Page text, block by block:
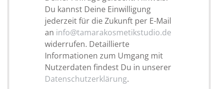
Du kannst Deine Einwilligung
jederzeit für die Zukunft per E-Mail
an info@tamarakosmetikstudio.de
widerrufen. Detaillierte
Informationen zum Umgang mit
Nutzerdaten findest Du in unserer
Datenschutzerklärung.